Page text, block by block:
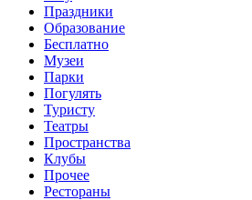
Праздники
Образование
Бесплатно
Музеи
Парки
Погулять
Туристу
Театры
Пространства
Клубы
Прочее
Рестораны